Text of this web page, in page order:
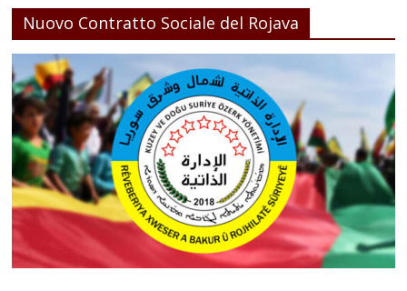
Nuovo Contratto Sociale del Rojava